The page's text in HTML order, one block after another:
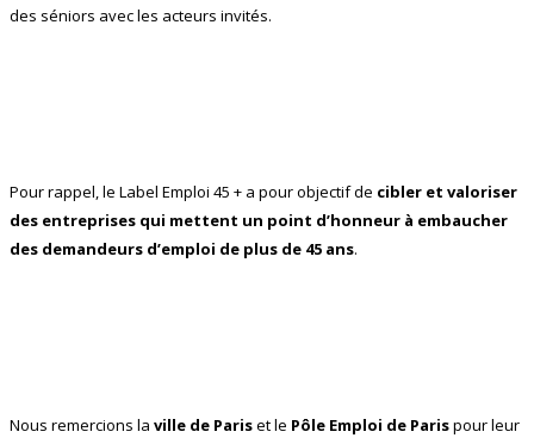
des séniors avec les acteurs invités.
Pour rappel, le Label Emploi 45 + a pour objectif de cibler et valoriser
des entreprises qui mettent un point d’honneur à embaucher
des demandeurs d’emploi de plus de 45 ans.
Nous remercions la ville de Pariset le Pôle Emploi de Parispour leur